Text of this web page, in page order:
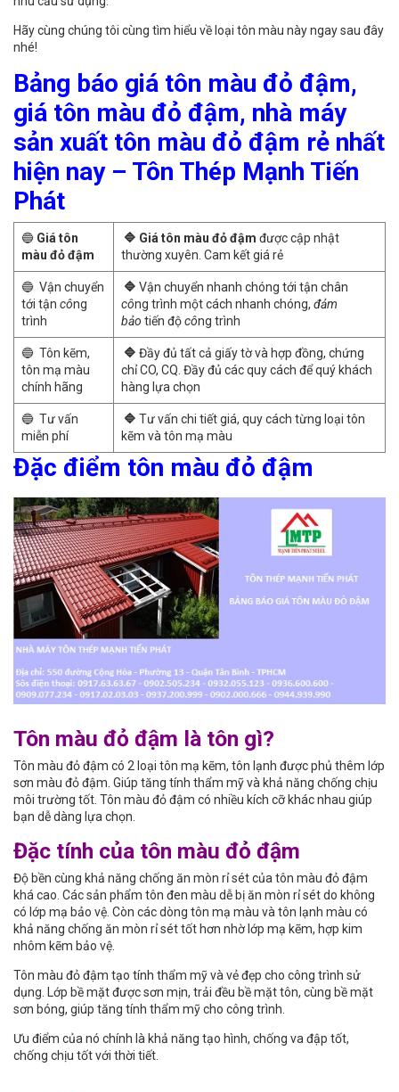
Hãy cùng chúng tôi cùng tìm hiểu về loại tôn màu này ngay sau đây
nhé!
Bảng báo giá tôn màu đỏ đậm,
giá tôn màu đỏ đậm, nhà máy
sản xuất tôn màu đỏ đậm rẻ nhất
hiện nay – Tôn Thép Mạnh Tiến
Phát
🔵 Giá tôn
màu đỏ đậm
🔷 Giá tôn màu đỏ đậm được cập nhật
thường xuyên. Cam kết giá rẻ
🔵 Vận chuyển
tới tận công
trình
🔷 Vận chuyển nhanh chóng tới tận chân
công trình một cách nhanh chóng, đảm
bảo tiến độcông trình
🔵 Tôn kẽm,
tôn mạ màu
chính hãng
🔷 Đầy đủ tất cả giấy tờ và hợp đồng, chứng
chỉ CO, CQ. Đầy đủ các quy cách để quý khách
hàng lựa chọn
🔵 Tư vấn
miễn phí
🔷 Tư vấn chi tiết giá, quy cách từng loại tôn
kẽm và tôn mạ màu
Đặc điểm tôn màu đỏ đậm
Tôn màu đỏ đậm là tôn gì?
Tôn màu đỏ đậm có 2 loại tôn mạ kẽm, tôn lạnh được phủ thêm lớp
sơn màu đỏ đậm. Giúp tăng tính thẩm mỹ và khả năng chống chịu
môi trường tốt. Tôn màu đỏ đậm có nhiều kích cỡ khác nhau giúp
bạn dễ dàng lựa chọn.
Đặc tính của tôn màu đỏ đậm
Độ bền cùng khả năng chống ăn mòn rỉ sét của tôn màu đỏ đậm
khá cao. Các sản phẩm tôn đen màu dễ bị ăn mòn rỉ sét do không
có lớp mạ bảo vệ. Còn các dòng tôn mạ màu và tôn lạnh màu có
khả năng chống ăn mòn rỉ sét tốt hơn nhờ lớp mạ kẽm, hợp kim
nhôm kẽm bảo vệ.
Tôn màu đỏ đậm tạo tính thẩm mỹ và vẻ đẹp cho công trình sử
dụng. Lớp bề mặt được sơn mịn, trải đều bề mặt tôn, cùng bề mặt
sơn bóng, giúp tăng tính thẩm mỹ cho công trình.
Ưu điểm của nó chính là khả năng tạo hình, chống va đập tốt,
chống chịu tốt với thời tiết.